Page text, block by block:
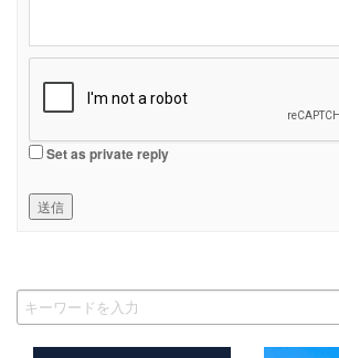
Set as private reply
送信